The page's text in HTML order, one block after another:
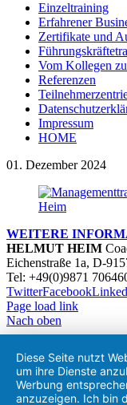
Einzeltraining
Erfahrener
Zertifikate und
Vom Kollegen
Referenzen
Impressum
HOME
01. Dezember 2024
WEITERE
HELMUT HEIM
Eichenstraße 1a, D-
Tel: +49(0)9871
TwitterFacebook
Page load link
Diese Seite nutzt
um ihre Dienste
Werbung
anzuzeigen. Ich bin
Nach oben